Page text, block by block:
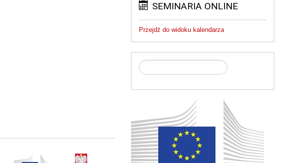
SEMINARIA ONLINE
Przejdź do widoku kalendarza